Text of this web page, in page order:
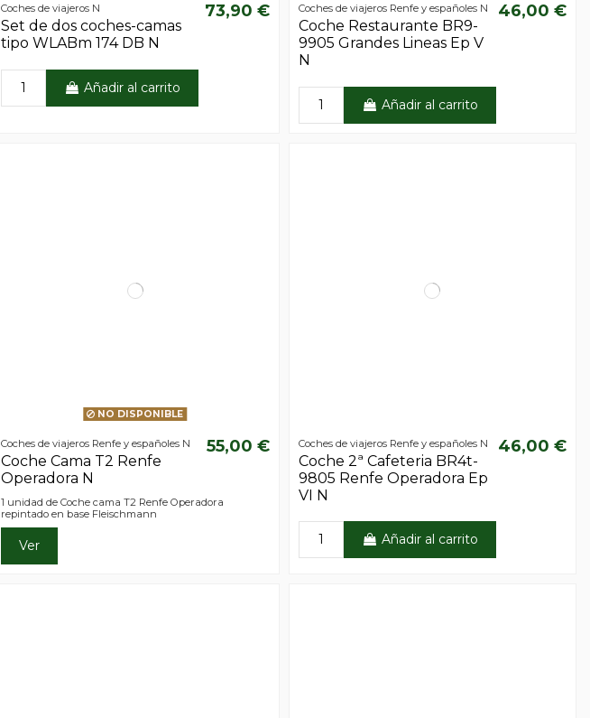
Coches de viajeros N
Set de dos coches-camas
tipo WLABm 174 DB N
73,90 €
Añadir al carrito
Coches de viajeros Renfe y españoles N
Coche Restaurante BR9-
9905 Grandes Lineas Ep V
N
46,00 €
Añadir al carrito
NO DISPONIBLE
Coches de viajeros Renfe y españoles N
Coche Cama T2 Renfe
Operadora N
55,00 €
1 unidad de Coche cama T2 Renfe Operadora
repintado en base Fleischmann
Ver
Coches de viajeros Renfe y españoles N
Coche 2ª Cafeteria BR4t-
9805 Renfe Operadora Ep
VI N
46,00 €
Añadir al carrito